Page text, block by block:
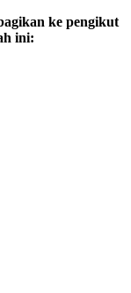
ke pengikut
ini: